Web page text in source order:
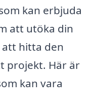
kan erbjuda
att utöka din
att hitta den
projekt. Här är
kan vara